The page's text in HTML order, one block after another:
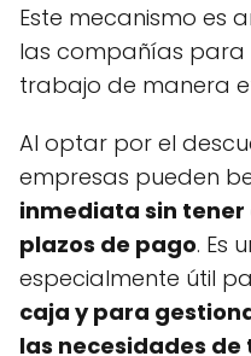
Este mecanismo es
las compañías
trabajo de manera
Al optar por el
empresas pueden
inmediata sin tener
plazos de pago. Es
especialmente útil
caja y para
las necesidades